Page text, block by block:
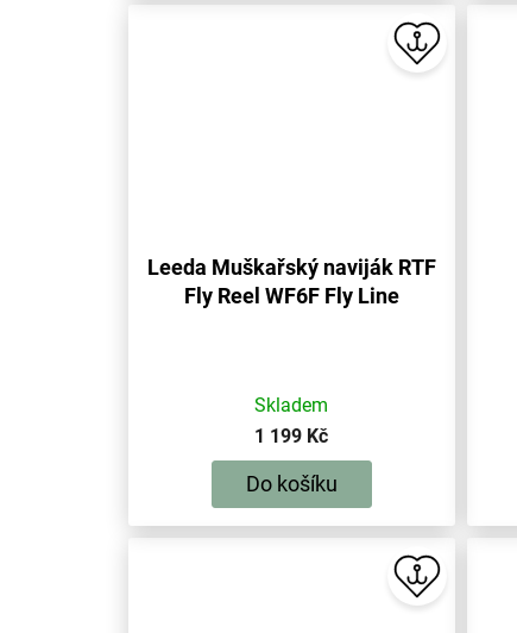
Leeda Muškařský naviják RTF
Fly Reel WF6F Fly Line
Skladem
1 199 Kč
Do košíku